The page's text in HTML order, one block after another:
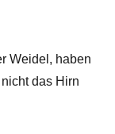
Weidel, haben
das Hirn